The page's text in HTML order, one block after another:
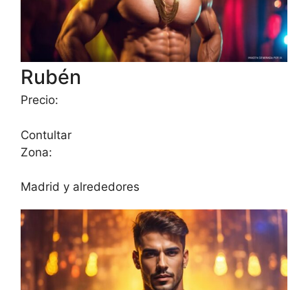
Rubén
Precio:
Contultar
Zona:
Madrid y alrededores